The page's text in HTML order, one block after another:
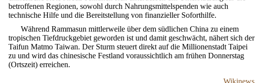
betroffenen Regionen, sowohl durch Nahrungsmittelspenden wie auch
technische Hilfe und die Bereitstellung von finanzieller Soforthilfe.
Während Rammasun mittlerweile über dem südlichen China zu einem
tropischen Tiefdruckgebiet geworden ist und damit geschwächt, nähert sich der
Taifun Matmo Taiwan. Der Sturm steuert direkt auf die Millionenstadt Taipei
zu und wird das chinesische Festland voraussichtlich am frühen Donnerstag
(Ortszeit) erreichen.
Wikinews